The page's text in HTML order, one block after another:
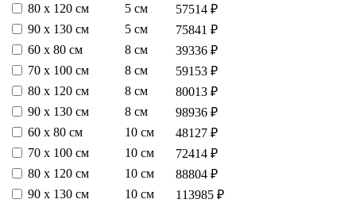
80 х 120 см
5 см
57514 ₽
90 х 130 см
5 см
75841 ₽
60 х 80 см
8 см
39336 ₽
70 х 100 см
8 см
59153 ₽
80 х 120 см
8 см
80013 ₽
90 х 130 см
8 см
98936 ₽
60 х 80 см
10 см
48127 ₽
70 х 100 см
10 см
72414 ₽
80 х 120 см
10 см
88804 ₽
90 х 130 см
10 см
113985 ₽